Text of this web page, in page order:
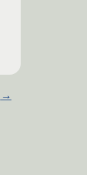
→